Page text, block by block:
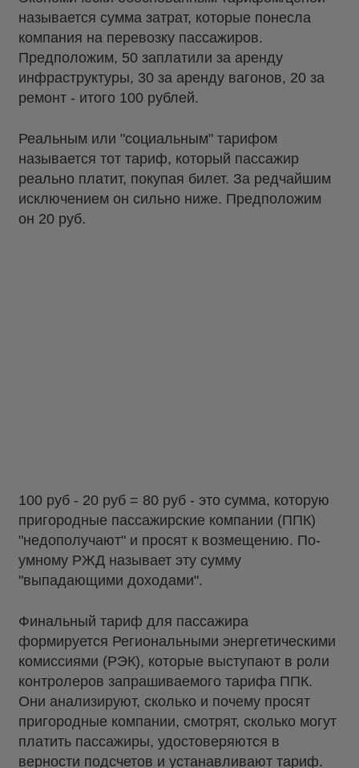
называется сумма затрат, которые понесла
компания на перевозку пассажиров.
Предположим, 50 заплатили за аренду
инфраструктуры, 30 за аренду вагонов, 20 за
ремонт - итого 100 рублей.
Реальным или "социальным" тарифом
называется тот тариф, который пассажир
реально платит, покупая билет. За редчайшим
исключением он сильно ниже. Предположим
он 20 руб.
100 руб - 20 руб = 80 руб - это сумма, которую
пригородные пассажирские компании (ППК)
"недополучают" и просят к возмещению. По-
умному РЖД называет эту сумму
"выпадающими доходами".
Финальный тариф для пассажира
формируется Региональными энергетическими
комиссиями (РЭК), которые выступают в роли
контролеров запрашиваемого тарифа ППК.
Они анализируют, сколько и почему просят
пригородные компании, смотрят, сколько могут
платить пассажиры, удостоверяются в
верности подсчетов и устанавливают тариф.